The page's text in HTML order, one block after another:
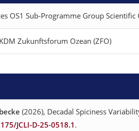
OS1 Sub-Programme Group Scientific
Zukunftsforum Ozean (ZFO)
(2026), Decadal Spiciness
JCLI-D-25-0518.1 .